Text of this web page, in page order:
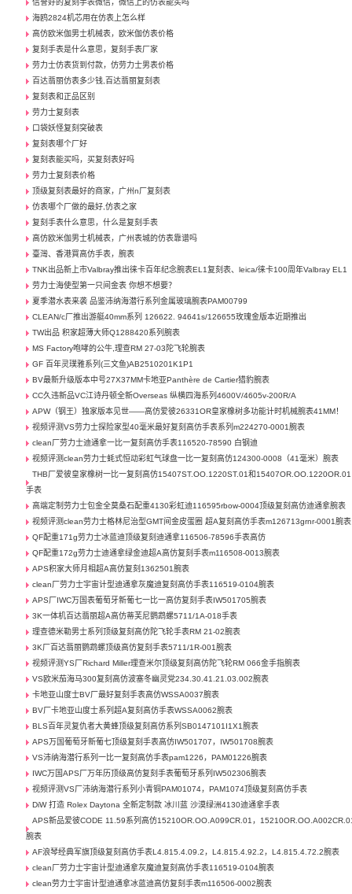
信誉好的复刻手表微信，微信上的仿表能买吗
海鸥2824机芯用在仿表上怎么样
高仿欧米伽男士机械表，欧米伽仿表价格
复刻手表是什么意思，复刻手表厂家
劳力士仿表货到付款，仿劳力士男表价格
百达翡丽仿表多少钱,百达翡丽复刻表
复刻表和正品区别
劳力士复刻表
口袋妖怪复刻突破表
复刻表哪个厂好
复刻表能买吗，买复刻表好吗
劳力士复刻表价格
顶级复刻表最好的商家，广州n厂复刻表
仿表哪个厂做的最好,仿表之家
复刻手表什么意思，什么是复刻手表
高仿欧米伽男士机械表，广州表城的仿表靠谱吗
臺灣、香港買高仿手表，腕表
TNK出品新上市Valbray推出徕卡百年纪念腕表EL1复刻表、leica/徕卡100周年Valbray EL1
劳力士海使型第一只间金表 你想不想要？
夏季潜水表来袭 品鉴沛纳海潜行系列金属玻璃腕表PAM00799
CLEAN/c厂推出游艇40mm系列 126622. 94641s/126655玫瑰金版本近期推出
TW出品 积家超薄大师Q1288420系列腕表
MS Factory咆哮的公牛,理查RM 27-03陀飞轮腕表
GF 百年灵璞雅系列(三文鱼)AB2510201K1P1
BV最新升级版本中号27X37MM卡地亚Panthère de Cartier猎豹腕表
CC久违新品VC江诗丹顿全新Overseas 纵横四海系列4600V/4605v-200R/A
APW（钢王）独家版本见世——高仿爱彼26331OR皇家橡树多功能计时机械腕表41MM！
视频评测VS劳力士探险家型40毫米最好复刻高仿手表系列m224270-0001腕表
clean厂劳力士迪通拿一比一复刻高仿手表116520-78590 白钢迪
视频评测clean劳力士蚝式恒动彩虹气球盘一比一复刻高仿124300-0008（41毫米）腕表
THB厂爱彼皇家橡树一比一复刻高仿15407ST.OO.1220ST.01和15407OR.OO.1220OR.01
手表
高端定制劳力士包金全莫桑石配重4130彩虹迪116595rbow-0004顶级复刻高仿迪通拿腕表
视频评测clean劳力士格林尼治型GMT间金皮蛋圈 超A复刻高仿手表m126713grnr-0001腕表
QF配重171g劳力士冰蓝迪顶级复刻迪通拿116506-78596手表高仿
QF配重172g劳力士迪通拿绿金迪超A高仿复刻手表m116508-0013腕表
APS积家大师月相超A高仿复刻1362501腕表
clean厂劳力士宇宙计型迪通拿灰魔迪复刻高仿手表116519-0104腕表
APS厂IWC万国表葡萄牙新葡七一比一高仿复刻手表IW501705腕表
3K一体机百达翡丽超A高仿蒂芙尼鹦鹉螺5711/1A-018手表
理查德米勒男士系列顶级复刻高仿陀飞轮手表RM 21-02腕表
3K厂百达翡丽鹦鹉螺顶级高仿复刻手表5711/1R-001腕表
视频评测YS厂Richard Miller理查米尔顶级复刻高仿陀飞轮RM 066金手指腕表
VS欧米茄海马300复刻高仿波塞冬幽灵党234.30.41.21.03.002腕表
卡地亚山度士BV厂最好复刻手表高仿WSSA0037腕表
BV厂卡地亚山度士系列超A复刻高仿手表WSSA0062腕表
BLS百年灵复仇者大黄蜂顶级复刻高仿系列SB0147101I1X1腕表
APS万国葡萄牙新葡七顶级复刻手表高仿IW501707，IW501708腕表
VS沛纳海潜行系列一比一复刻高仿手表pam1226，PAM01226腕表
IWC万国APS厂万年历顶级高仿复刻手表葡萄牙系列IW502306腕表
视频评测VS厂沛纳海潜行系列小青铜PAM01074，PAM1074顶级复刻高仿手表
DiW 打造 Rolex Daytona 全新定制款 冰川蓝 沙漠绿洲4130迪通拿手表
APS新品爱彼CODE 11.59系列高仿15210OR.OO.A099CR.01，
腕表
AF浪琴经典军旗顶级复刻高仿手表L4.815.4.09.2，L4.815.4.92.2，L4.815.4.72.2腕表
clean厂劳力士宇宙计型迪通拿灰魔迪复刻高仿手表116519-0104腕表
clean劳力士宇宙计型迪通拿冰蓝迪高仿复刻手表m116506-0002腕表